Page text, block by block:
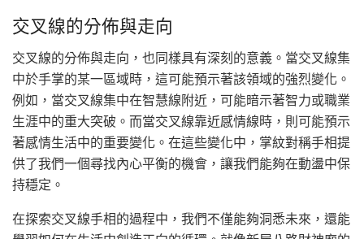
交叉線的分佈與走向
交叉線的分佈與走向，也同樣具有深刻的意義。當交叉線集
中於手掌的某一區域時，這可能預示著該領域的強烈變化。
例如，當交叉線集中在智慧線附近，可能暗示著智力或職業
生涯中的重大突破。而當交叉線靠近感情線時，則可能預示
著感情生活中的重要變化。在這些變化中，掌紋對稱手相提
供了我們一個尋找內心平衡的機會，讓我們能夠在動盪中保
持穩定。
在探索交叉線手相的過程中，我們不僅能夠洞悉未來，還能